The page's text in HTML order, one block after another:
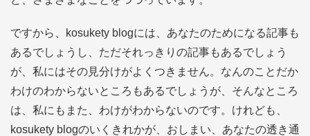
ですから、kosukety blogには、あなたのためになる記事も
あるでしょうし、ただそれっきりの記事もあるでしょう
が、私にはその見分けがよくつきません。なんのことだか
わけのわからないところもあるでしょうが、そんなところ
は、私にもまた、わけがわからないのです。けれども、
kosukety blogのいくきれかが、おしまい、あなたの透き通